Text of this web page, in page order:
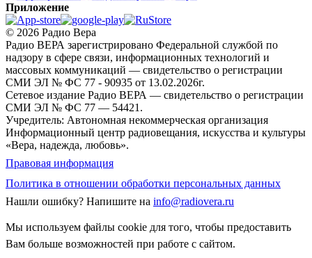
Приложение
© 2026 Радио Вера
Радио ВЕРА зарегистрировано Федеральной службой по
надзору в сфере связи, информационных технологий и
массовых коммуникаций — свидетельство о регистрации
СМИ ЭЛ № ФС 77 - 90935 от 13.02.2026г.
Сетевое издание Радио ВЕРА — свидетельство о регистрации
СМИ ЭЛ № ФС 77 — 54421.
Учредитель: Автономная некоммерческая организация
Информационный центр радиовещания, искусства и культуры
«Вера, надежда, любовь».
Правовая информация
Политика в отношении обработки персональных данных
Нашли ошибку? Напишите на info@radiovera.ru
Мы используем файлы cookie для того, чтобы предоставить
Вам больше возможностей при работе с сайтом.